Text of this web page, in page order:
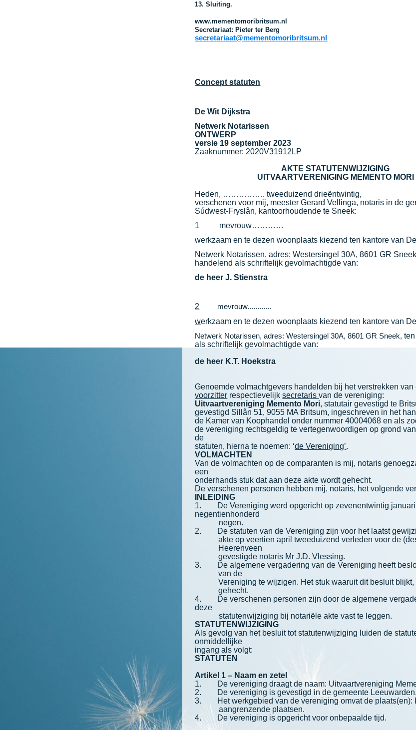
13. Sluiting.
www.mementomoribritsum.nl
Secretariaat: Pieter ter Berg
secretariaat@mementomoribritsum.nl
Concept statuten
De Wit Dijkstra
Netwerk Notarissen
ONTWERP
versie 19 september 2023
Zaaknummer: 2020V31912LP
AKTE STATUTENWIJZIGING
UITVAARTVERENIGING MEMENTO MORI
Heden, ……………. tweeduizend drieëntwintig,
verschenen voor mij, meester Gerard Vellinga, notaris in de
Súdwest-Fryslân, kantoorhoudende te Sneek:
1 mevrouw…………
werkzaam en te dezen woonplaats kiezend ten kantore van
Netwerk Notarissen, adres: Westersingel 30A, 8601 GR
handelend als schriftelijk gevolmachtigde van:
de heer J. Stienstra
2 mevrouw............
werkzaam en te dezen woonplaats kiezend ten kantore van
Netwerk Notarissen, adres: Westersingel 30A, 8601 GR Sneek,
als schriftelijk gevolmachtigde van:
de heer K.T. Hoekstra
Genoemde volmachtgevers handelden bij het verstrekken
voorzitter respectievelijksecretarisvan de vereniging:
Uitvaartvereniging Memento Mori, statutair gevestigd te
gevestigd Sillân 51, 9055 MA Britsum, ingeschreven in het
de Kamer van Koophandel onder nummer 40004068 en als
de vereniging rechtsgeldig te vertegenwoordigen op grond
de
statuten, hierna te noemen: ‘de Vereniging’.
VOLMACHTEN
Van de volmachten op de comparanten is mij, notaris
een
onderhands stuk dat aan deze akte wordt gehecht.
De verschenen personen hebben mij, notaris, het volgende
INLEIDING
1. De Vereniging werd opgericht op zevenentwintig januari
negentienhonderd
negen.
2. De statuten van de Vereniging zijn voor het laatst
akte op veertien april tweeduizend verleden voor de
Heerenveen
gevestigde notaris Mr J.D. Vlessing.
3. De algemene vergadering van de Vereniging heeft
van de
Vereniging te wijzigen. Het stuk waaruit dit besluit
gehecht.
4. De verschenen personen zijn door de algemene
deze
statutenwijziging bij notariële akte vast te leggen.
STATUTENWIJZIGING
Als gevolg van het besluit tot statutenwijziging luiden de
onmiddellijke
ingang als volgt:
STATUTEN
Artikel 1 – Naam en zetel
1. De vereniging draagt de naam: Uitvaartvereniging
2. De vereniging is gevestigd in de gemeente Leeuwarden.
3. Het werkgebied van de vereniging omvat de plaats(en):
aangrenzende plaatsen.
4. De vereniging is opgericht voor onbepaalde tijd.